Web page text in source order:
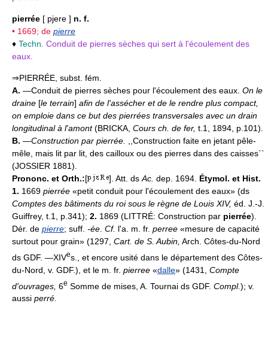
pierrée [ pjere ] n. f.
• 1669; de pierre
♦ Techn. Conduit de pierres sèches qui sert à l'écoulement des
eaux.
⇒PIERRÉE, subst. fém.
A. —Conduit de pierres sèches pour l'écoulement des eaux. On le
draine [le terrain] afin de l'assécher et de le rendre plus compact,
on emploie dans ce but des pierrées transversales avec un drain
longitudinal à l'amont(BRICKA, Cours ch. de fer, t.1, 1894, p.101).
B. —Construction par pierrée.
,,Construction faite en jetant pêle-
mêle, mais lit par lit, des cailloux ou des pierres dans des caisses``
(JOSSIER 1881).
Prononc. et Orth.:[ ]. Att. ds Ac. dep. 1694. Étymol. et Hist.
1. 1669 pierrée «petit conduit pour l'écoulement des eaux» (ds
Comptes des bâtiments du roi sous le règne de Louis XIV, éd. J.-J.
Guiffrey, t.1, p.341); 2. 1869 (LITTRÉ: Construction par pierrée).
Dér. de pierre; suff. -ée Cf. l'a. m. fr. perree «mesure de capacité
surtout pour grain» (1297, Cart. de S. Aubin, Arch. Côtes-du-Nord
ds GDF. —XIVes., et encore usité dans le département des Côtes-
du-Nord, v. GDF.), et le m. fr. pierree «dalle» (1431, Compte
d'ouvrages, 6e Somme de mises, A. Tournai ds GDF. Compl.); v.
aussi perré.